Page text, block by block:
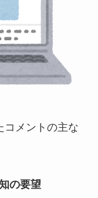
コメントの主な
の要望